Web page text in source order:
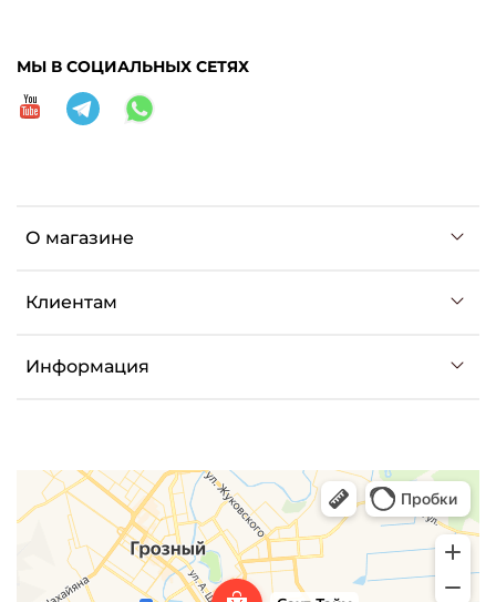
О магазине
Клиентам
Информация
МЫ В СОЦИАЛЬНЫХ СЕТЯХ